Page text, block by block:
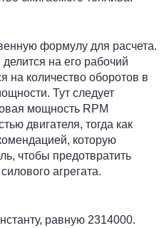
формулу для расчета.
на его рабочий
на количество оборотов в
Тут следует
мощность RPM
двигателя, тогда как
которую
чтобы предотвратить
агрегата.
равную 2314000.